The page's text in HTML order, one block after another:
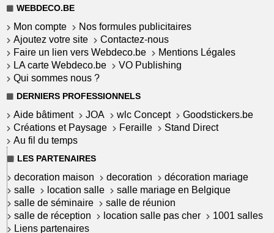
WEBDECO.BE
Mon compte
Nos formules publicitaires
Ajoutez votre site
Contactez-nous
Faire un lien vers Webdeco.be
Mentions Légales
LA carte Webdeco.be
VO Publishing
Qui sommes nous ?
DERNIERS PROFESSIONNELS
Aide bâtiment JOA wlc Concept
Goodstickers.be
Créations et Paysage
Feraille
Stand Direct
Au fil du temps
LES PARTENAIRES
decoration maison decoration
décoration mariage
salle
location salle
salle mariage en Belgique
salle de séminaire
salle de réunion
salle de réception
location salle pas cher
1001 salles
Liens partenaires